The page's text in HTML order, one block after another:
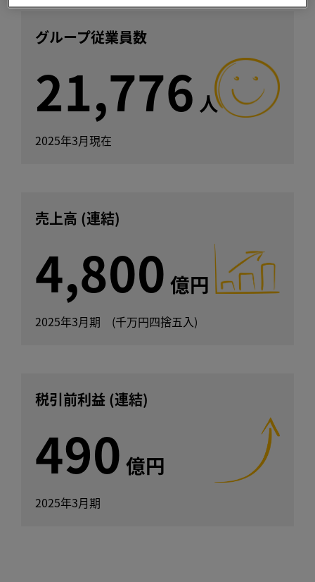
グループ従業員数
21,776 人
2025年3月現在
売上高 (連結)
4,800 億円
2025年3月期 (千万円四捨五入)
税引前利益 (連結)
490 億円
2025年3月期